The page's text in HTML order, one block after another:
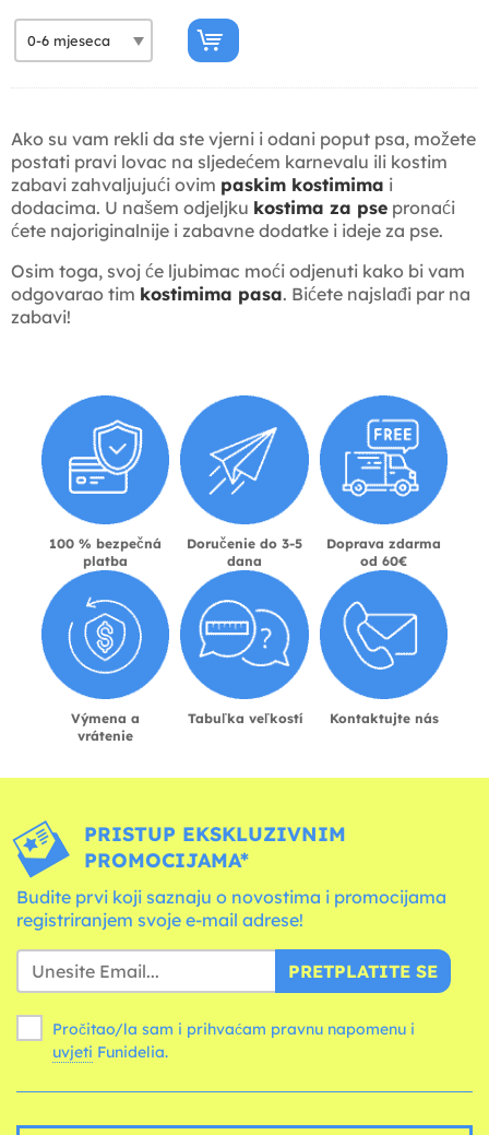
Ako su vam rekli da ste vjerni i odani poput psa, možete
postati pravi lovac na sljedećem karnevalu ili kostim
zabavi zahvaljujući ovim paskim kostimima i
dodacima. U našem odjeljku kostima za pse pronaći
ćete najoriginalnije i zabavne dodatke i ideje za pse.
Osim toga, svoj će ljubimac moći odjenuti kako bi vam
odgovarao tim kostimima pasa. Bićete najslađi par na
zabavi!
100 % bezpečná
platba
Doručenie do 3-5
dana
Doprava zdarma
od 60€
Výmena a
vrátenie
Tabuľka veľkostí Kontaktujte nás
PRISTUP EKSKLUZIVNIM
PROMOCIJAMA*
Budite prvi koji saznaju o novostima i promocijama
registriranjem svoje e-mail adrese!
PRETPLATITE SE
Pročitao/la sam i prihvaćam pravnu napomenu i
uvjeti Funidelia.